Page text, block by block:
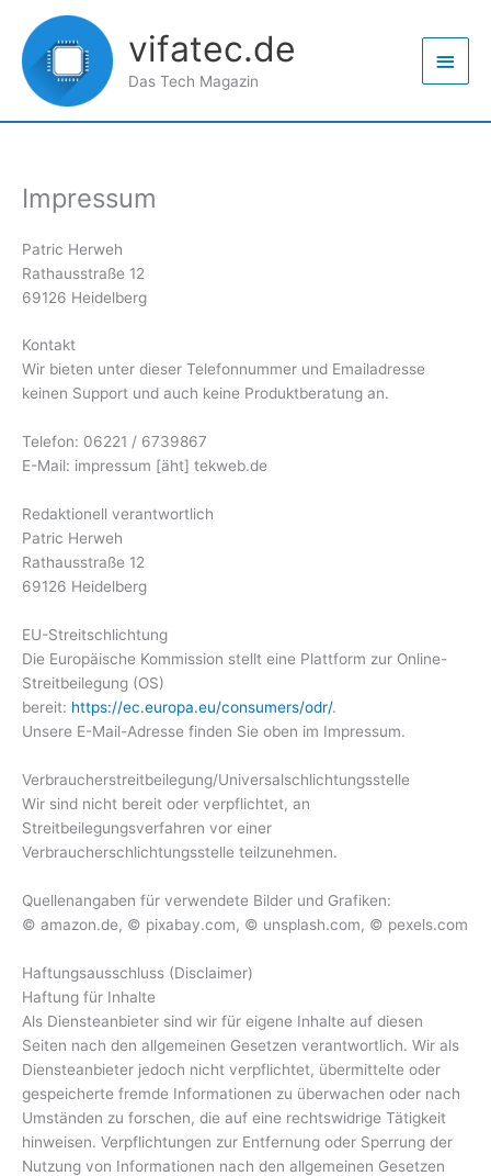
Inhalt
springen
vifatec.de
Das Tech Magazin
Impressum
Patric Herweh
Rathausstraße 12
69126 Heidelberg
Kontakt
Wir bieten unter dieser Telefonnummer und Emailadresse
keinen Support und auch keine Produktberatung an.
Telefon: 06221 / 6739867
E-Mail: impressum [äht] tekweb.de
Redaktionell verantwortlich
Patric Herweh
Rathausstraße 12
69126 Heidelberg
EU-Streitschlichtung
Die Europäische Kommission stellt eine Plattform zur Online-
Streitbeilegung (OS)
bereit: https://ec.europa.eu/consumers/odr/.
Unsere E-Mail-Adresse finden Sie oben im Impressum.
Verbraucher­streit­beilegung/Universal­schlichtungs­stelle
Wir sind nicht bereit oder verpflichtet, an
Streitbeilegungsverfahren vor einer
Verbraucherschlichtungsstelle teilzunehmen.
Quellenangaben für verwendete Bilder und Grafiken:
© amazon.de, © pixabay.com, © unsplash.com, © pexels.com
Haftungsausschluss (Disclaimer)
Haftung für Inhalte
Als Diensteanbieter sind wir für eigene Inhalte auf diesen
Seiten nach den allgemeinen Gesetzen verantwortlich. Wir als
Diensteanbieter jedoch nicht verpflichtet, übermittelte oder
gespeicherte fremde Informationen zu überwachen oder nach
Umständen zu forschen, die auf eine rechtswidrige Tätigkeit
hinweisen. Verpflichtungen zur Entfernung oder Sperrung der
Nutzung von Informationen nach den allgemeinen Gesetzen